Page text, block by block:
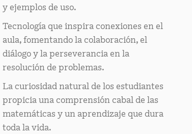
y ejemplos de uso.
Tecnología que inspira conexiones en el
aula, fomentando la colaboración, el
diálogo y la perseverancia en la
resolución de problemas.
La curiosidad natural de los estudiantes
propicia una comprensión cabal de las
matemáticas y un aprendizaje que dura
toda la vida.